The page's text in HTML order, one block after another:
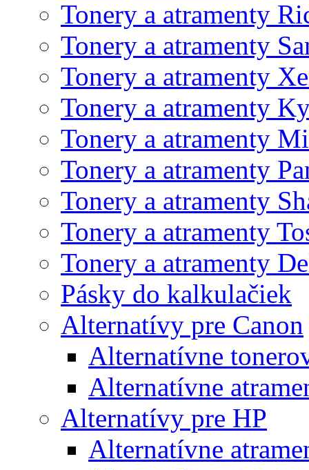
Tonery a atramenty
Tonery a atramenty
Tonery a atramenty
Tonery a atramenty
Tonery a atramenty
Tonery a atramenty
Tonery a atramenty
Tonery a atramenty
Tonery a atramenty
Pásky do kalkulačiek
Alternatívy pre Canon
Alternatívne
Alternatívne
Alternatívy pre HP
Alternatívne